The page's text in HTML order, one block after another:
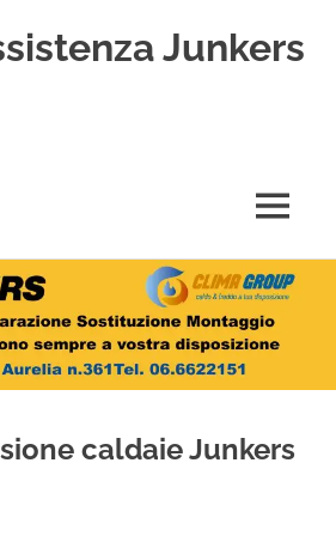
Junkers
MENU
caldaie Junkers